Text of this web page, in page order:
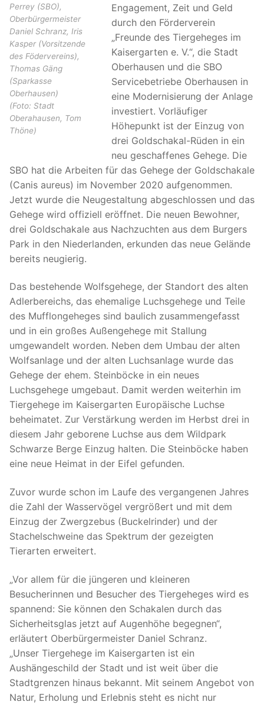
Perrey (SBO),
Oberbürgermeister
Daniel Schranz, Iris
Kasper (Vorsitzende
des Födervereins),
Thomas Gäng
(Sparkasse
Oberhausen)
(Foto: Stadt
Oberahausen, Tom
Thöne)
Engagement, Zeit und Geld
durch den Förderverein
„Freunde des Tiergeheges im
Kaisergarten e. V.“, die Stadt
Oberhausen und die SBO
Servicebetriebe Oberhausen in
eine Modernisierung der Anlage
investiert. Vorläufiger
Höhepunkt ist der Einzug von
drei Goldschakal-Rüden in ein
neu geschaffenes Gehege. Die
SBO hat die Arbeiten für das Gehege der Goldschakale
(Canis aureus) im November 2020 aufgenommen.
Jetzt wurde die Neugestaltung abgeschlossen und das
Gehege wird offiziell eröffnet. Die neuen Bewohner,
drei Goldschakale aus Nachzuchten aus dem Burgers
Park in den Niederlanden, erkunden das neue Gelände
bereits neugierig.
Das bestehende Wolfsgehege, der Standort des alten
Adlerbereichs, das ehemalige Luchsgehege und Teile
des Mufflongeheges sind baulich zusammengefasst
und in ein großes Außengehege mit Stallung
umgewandelt worden. Neben dem Umbau der alten
Wolfsanlage und der alten Luchsanlage wurde das
Gehege der ehem. Steinböcke in ein neues
Luchsgehege umgebaut. Damit werden weiterhin im
Tiergehege im Kaisergarten Europäische Luchse
beheimatet. Zur Verstärkung werden im Herbst drei in
diesem Jahr geborene Luchse aus dem Wildpark
Schwarze Berge Einzug halten. Die Steinböcke haben
eine neue Heimat in der Eifel gefunden.
Zuvor wurde schon im Laufe des vergangenen Jahres
die Zahl der Wasservögel vergrößert und mit dem
Einzug der Zwergzebus (Buckelrinder) und der
Stachelschweine das Spektrum der gezeigten
Tierarten erweitert.
„Vor allem für die jüngeren und kleineren
Besucherinnen und Besucher des Tiergeheges wird es
spannend: Sie können den Schakalen durch das
Sicherheitsglas jetzt auf Augenhöhe begegnen“,
erläutert Oberbürgermeister Daniel Schranz.
„Unser Tiergehege im Kaisergarten ist ein
Aushängeschild der Stadt und ist weit über die
Stadtgrenzen hinaus bekannt. Mit seinem Angebot von
Natur, Erholung und Erlebnis steht es nicht nur